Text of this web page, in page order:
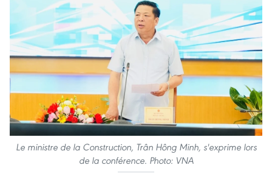
Le ministre de la Construction, Trân Hông Minh, s'exprime lors
de la conférence. Photo: VNA